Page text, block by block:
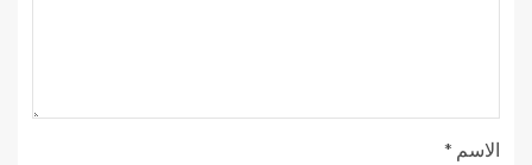
الاسم *